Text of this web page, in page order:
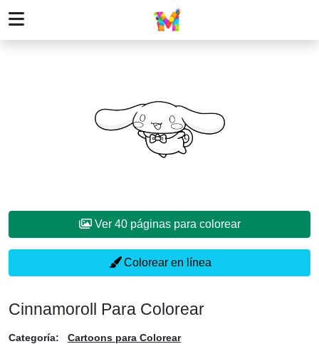
Ver 40 páginas para colorear
Colorear en línea
Cinnamoroll Para Colorear
Categoría: Cartoons para Colorear